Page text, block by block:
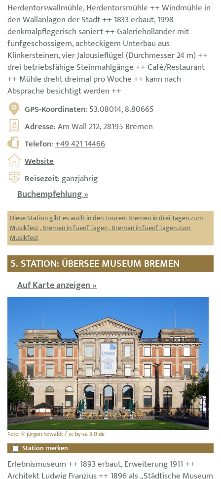
Herdentorswallmühle, Herdentorsmühle ++ Windmühle in
den Wallanlagen der Stadt ++ 1833 erbaut, 1998
denkmalpflegerisch saniert ++ Galerieholländer mit
fünfgeschossigem, achteckigem Unterbau aus
Klinkersteinen, vier Jalousieflügel (Durchmesser 24 m) ++
drei betriebsfähige Steinmahlgänge ++ Café/Restaurant
++ Mühle dreht dreimal pro Woche ++ kann nach
Absprache besichtigt werden ++
GPS-Koordinaten: 53.08014, 8.80665
Adresse: Am Wall 212, 28195 Bremen
Telefon:+49 421 14466
Website
Reisezeit: ganzjährig
Buchempfehlung »
Diese Station gibt es auch in den Touren:Bremen in drei Tagen zum
Musikfest,Bremen in fuenf Tagen,Bremen in fuenf Tagen zum
Musikfest
5. STATION: ÜBERSEE MUSEUM BREMEN
Auf Karte anzeigen »
Foto: © jürgen howaldt / cc by-sa 3.0 de
Station merken
Erlebnismuseum ++ 1893 erbaut, Erweiterung 1911 ++
Architekt Ludwig Franzius ++ 1896 als „Städtische Museum